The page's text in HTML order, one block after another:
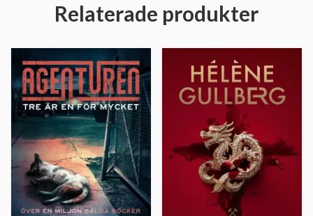
Relaterade produkter